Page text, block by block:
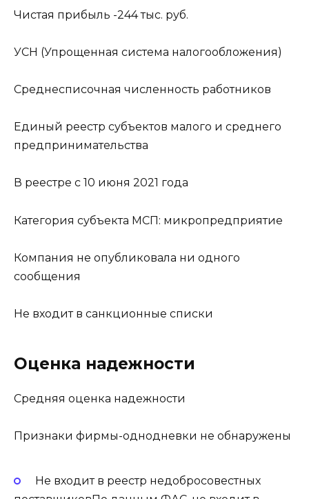
Чистая прибыль -244 тыс. руб.
УСН (Упрощенная система налогообложения)
Среднесписочная численность работников
Единый реестр субъектов малого и среднего
предпринимательства
В реестре с 10 июня 2021 года
Категория субъекта МСП: микропредприятие
Компания не опубликовала ни одного
сообщения
Не входит в санкционные списки
Оценка надежности
Средняя оценка надежности
Признаки фирмы-однодневки не обнаружены
Не входит в реестр недобросовестных